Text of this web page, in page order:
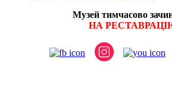
Музей тимчасово
НА